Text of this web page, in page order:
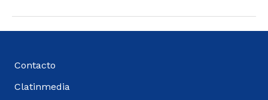
Contacto
Clatinmedia